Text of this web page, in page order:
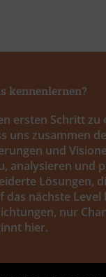
kennenlernen?
ersten Schritt zu
uns zusammen
und
analysieren und
Lösungen,
das nächste Level
nur
hier.